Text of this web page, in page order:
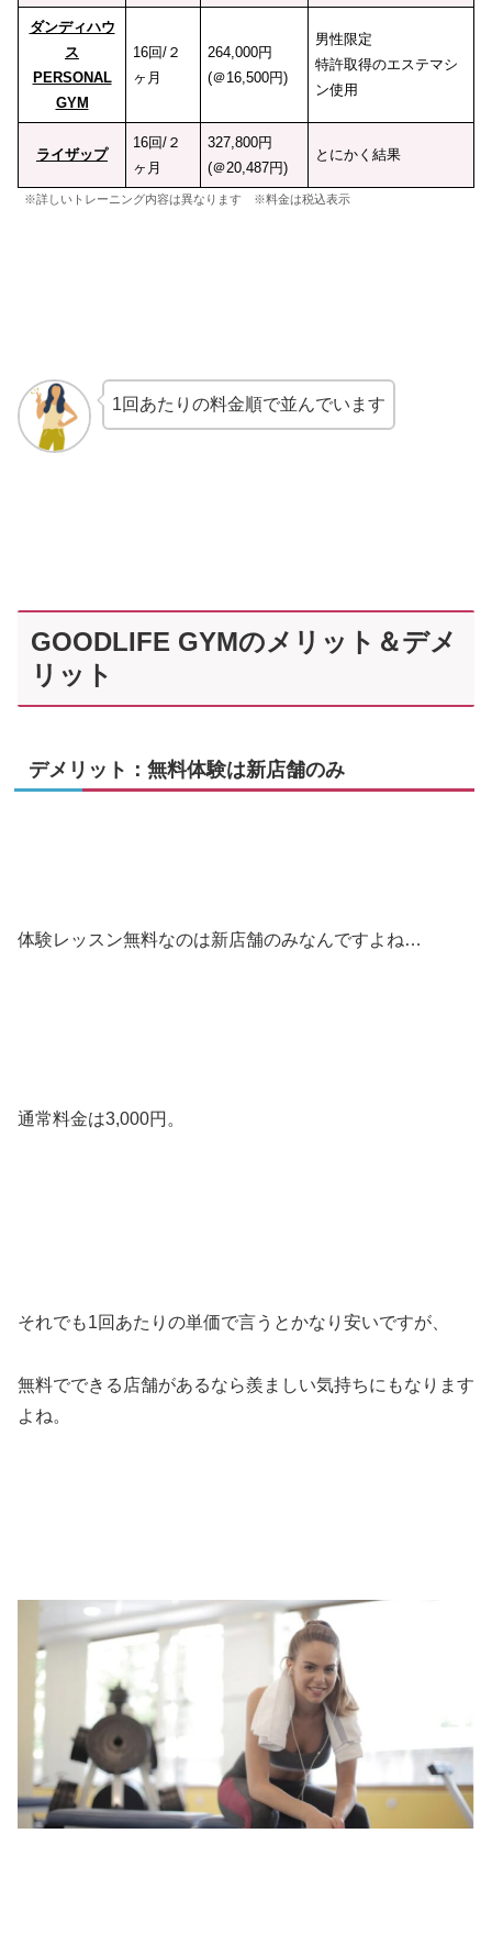
ダンディハウ
ス
PERSONAL
GYM
16回/２
ヶ月
264,000円
(＠16,500円)
男性限定
特許取得のエステマシ
ン使用
ライザップ
16回/２
ヶ月
327,800円
(＠20,487円)
とにかく結果
※詳しいトレーニング内容は異なります ※料金は税込表示
1回あたりの料金順で並んでいます
GOODLIFE GYMのメリット＆デメ
リット
デメリット：無料体験は新店舗のみ
体験レッスン無料なのは新店舗のみなんですよね…
通常料金は3,000円。
それでも1回あたりの単価で言うとかなり安いですが、
無料でできる店舗があるなら羨ましい気持ちにもなります
よね。